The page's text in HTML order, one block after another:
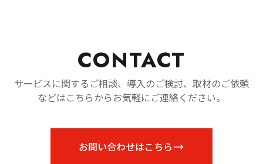
CONTACT
サービスに関するご相談、導入のご検討、取材のご依頼
などはこちらからお気軽にご連絡ください。
お問い合わせはこちら